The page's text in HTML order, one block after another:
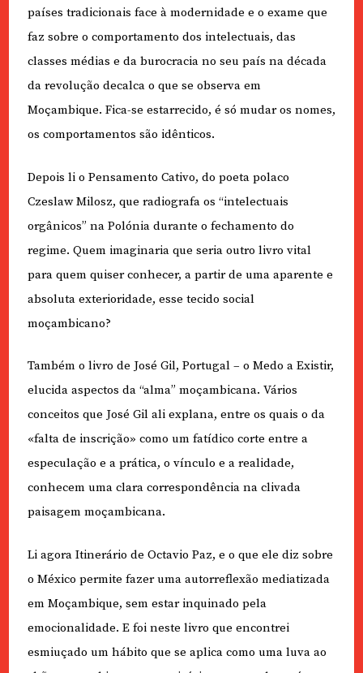
países tradicionais face à modernidade e o exame que
faz sobre o comportamento dos intelectuais, das
classes médias e da burocracia no seu país na década
da revolução decalca o que se observa em
Moçambique. Fica-se estarrecido, é só mudar os nomes,
os comportamentos são idênticos.
Depois li o Pensamento Cativo, do poeta polaco
Czeslaw Milosz, que radiografa os “intelectuais
orgânicos” na Polónia durante o fechamento do
regime. Quem imaginaria que seria outro livro vital
para quem quiser conhecer, a partir de uma aparente e
absoluta exterioridade, esse tecido social
moçambicano?
Também o livro de José Gil, Portugal – o Medo a Existir,
elucida aspectos da “alma” moçambicana. Vários
conceitos que José Gil ali explana, entre os quais o da
«falta de inscrição» como um fatídico corte entre a
especulação e a prática, o vínculo e a realidade,
conhecem uma clara correspondência na clivada
paisagem moçambicana.
Li agora Itinerário de Octavio Paz, e o que ele diz sobre
o México permite fazer uma autorreflexão mediatizada
em Moçambique, sem estar inquinado pela
emocionalidade. E foi neste livro que encontrei
esmiuçado um hábito que se aplica como uma luva ao